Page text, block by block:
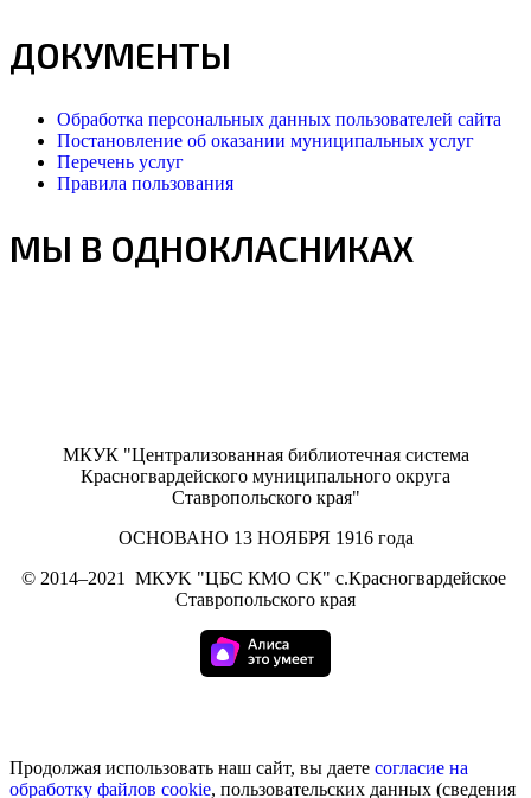
ДОКУМЕНТЫ
Обработка персональных данных пользователей сайта
Постановление об оказании муниципальных услуг
Перечень услуг
Правила пользования
МЫ В ОДНОКЛАСНИКАХ
МКУК "Централизованная библиотечная система
Красногвардейского муниципального округа
Ставропольского края"
ОСНОВАНО 13 НОЯБРЯ 1916 года
© 2014–2021
МКУK "ЦБС КМО СК" с.Красногвардейское
Ставропольского края
Продолжая использовать наш сайт, вы даете согласие на
обработку файлов cookie, пользовательских данных (сведения